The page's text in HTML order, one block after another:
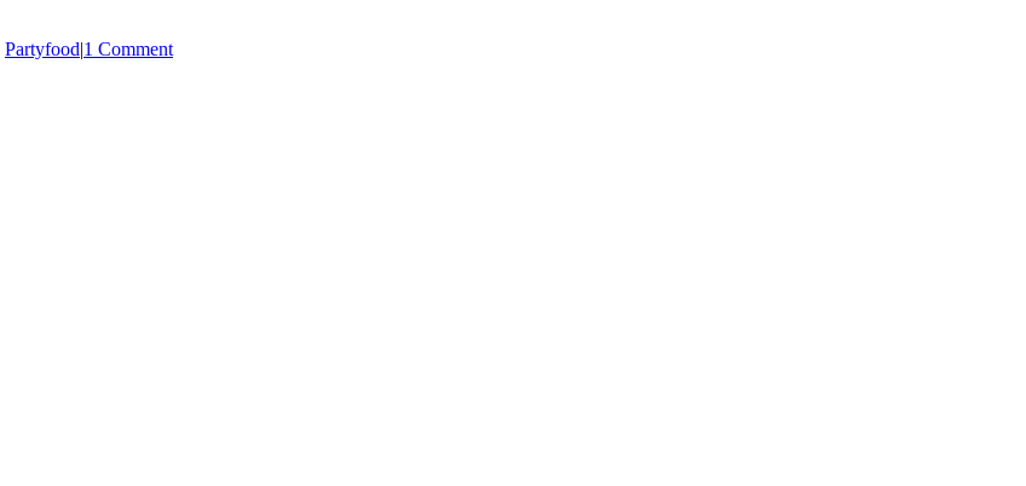
Partyfood|1 Comment